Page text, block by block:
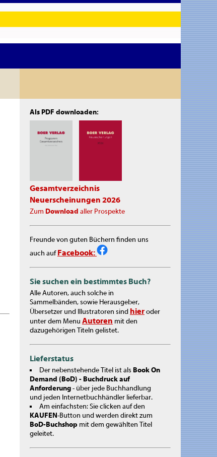
Als PDF downloaden:
Gesamtverzeichnis
Neuerscheinungen 2026
Zum Download aller Prospekte
Freunde von guten Büchern finden uns
auch auf Facebook:
Sie suchen ein bestimmtes Buch?
Alle Autoren, auch solche in
Sammelbänden, sowie Herausgeber,
Übersetzer und Illustratoren sind hieroder
unter dem Menu Autoren mit den
dazugehörigen Titeln gelistet.
Lieferstatus
Der nebenstehende Titel ist als Book On
Demand (BoD) - Buchdruck auf
Anforderung- über jede Buchhandlung
und jeden Internetbuchhändler lieferbar.
Am einfachsten: Sie clicken auf den
KAUFEN-Button und werden direkt zum
BoD-Buchshop mit dem gewählten Titel
geleitet.